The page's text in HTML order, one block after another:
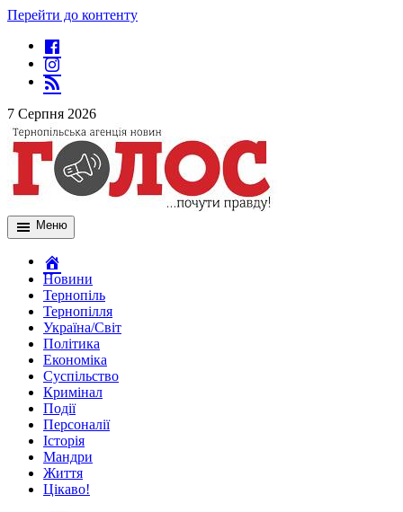
Перейти до контенту
7 Серпня 2026
Меню
Новини
Тернопіль
Тернопілля
Україна/Світ
Політика
Економіка
Суспільство
Кримінал
Події
Персоналії
Історія
Мандри
Життя
Цікаво!